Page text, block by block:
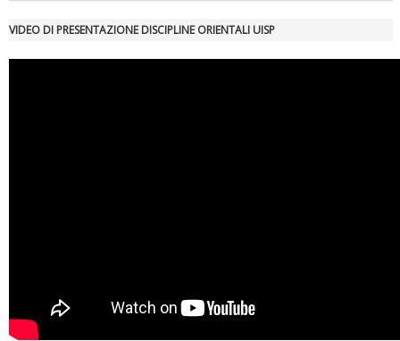
VIDEO DI PRESENTAZIONE DISCIPLINE ORIENTALI UISP